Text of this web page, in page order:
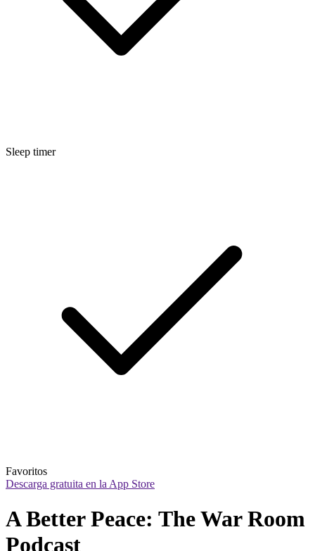
Sleep timer
Favoritos
Descarga gratuita en la App Store
A Better Peace: The War Room
Podcast